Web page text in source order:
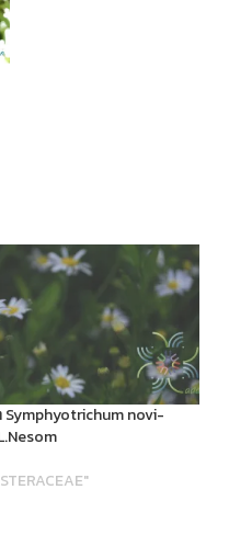
Symphyotrichum novi-